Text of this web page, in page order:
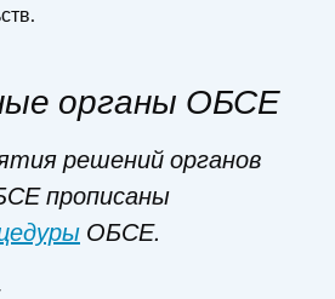
органы ОБСЕ
решений органов
прописаны
ОБСЕ.